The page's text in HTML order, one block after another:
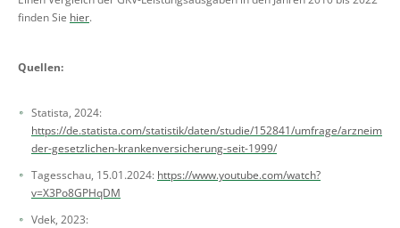
finden Sie hier.
Quellen:
Statista, 2024:
https://de.statista.com/statistik/daten/studie/152841/umfrage/
der-gesetzlichen-krankenversicherung-seit-1999/
Tagesschau, 15.01.2024: https://www.youtube.com/watch?
v=X3Po8GPHqDM
Vdek, 2023: